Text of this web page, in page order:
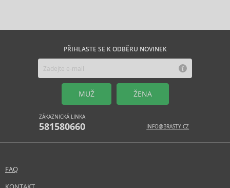
PŘIHLASTE SE K ODBĚRU NOVINEK
MUŽ ŽENA
ZÁKAZNICKÁ LINKA
581580660 INFO@BRASTY.CZ
FAQ